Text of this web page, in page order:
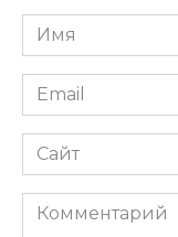
Имя
Email
Сайт
Комментарий